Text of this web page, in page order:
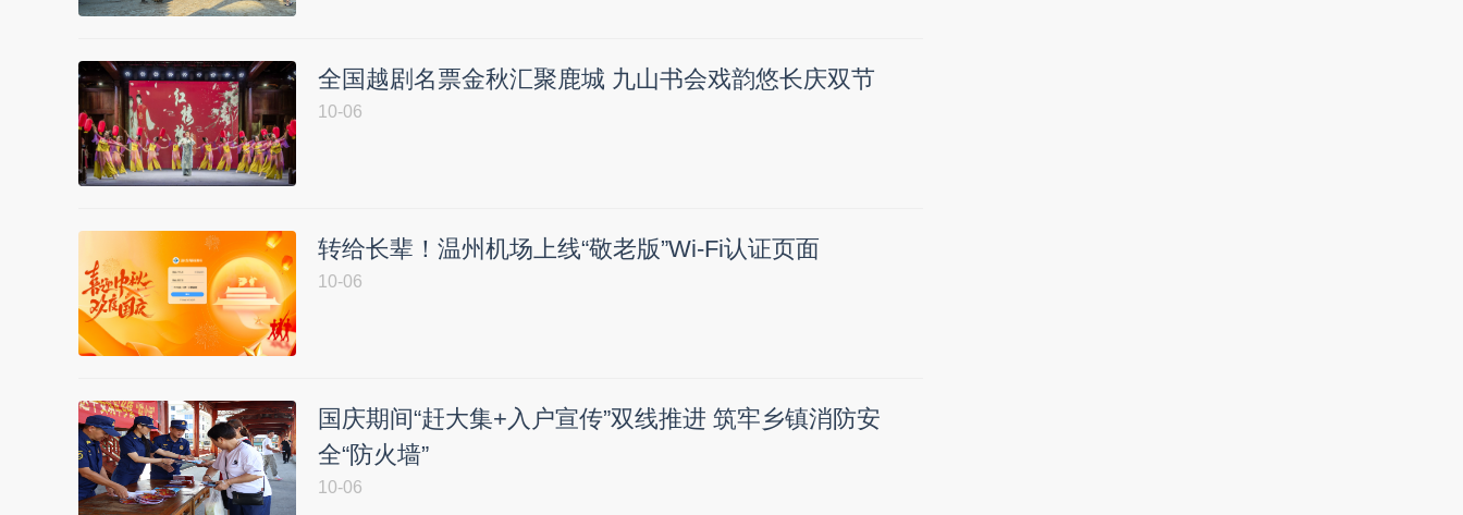
全国越剧名票金秋汇聚鹿城 九山书会戏韵悠长庆双节
10-06
转给长辈！温州机场上线“敬老版”Wi-Fi认证页面
10-06
国庆期间“赶大集+入户宣传”双线推进 筑牢乡镇消防安
全“防火墙”
10-06